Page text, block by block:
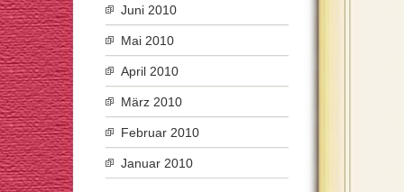
Juni 2010
Mai 2010
April 2010
März 2010
Februar 2010
Januar 2010